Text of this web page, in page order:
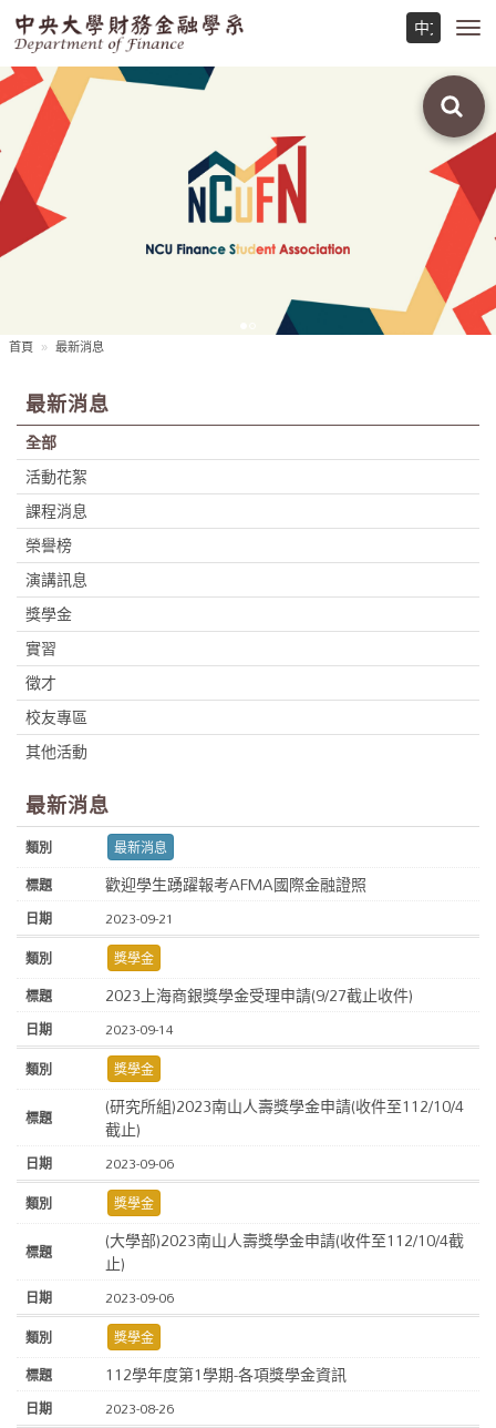
首頁 最新消息
最新消息
全部
活動花絮
課程消息
榮譽榜
演講訊息
獎學金
實習
徵才
校友專區
其他活動
最新消息
最新消息
歡迎學生踴躍報考AFMA國際金融證照
2023-09-21
獎學金
2023上海商銀獎學金受理申請(9/27截止收件)
2023-09-14
獎學金
(研究所組)2023南山人壽獎學金申請(收件至112/10/4
截止)
2023-09-06
獎學金
(大學部)2023南山人壽獎學金申請(收件至112/10/4截
止)
2023-09-06
獎學金
112學年度第1學期-各項獎學金資訊
2023-08-26